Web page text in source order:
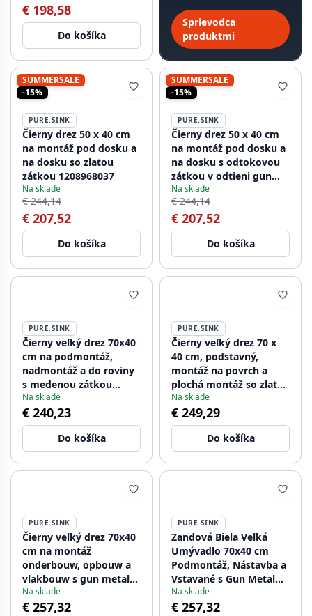
€ 198,58
Do košíka
Sprievodca
produktmi
SUMMERSALE
-15%
PURE.SINK
Čierny drez 50 x 40 cm
na montáž pod dosku a
na dosku so zlatou
zátkou 1208968037
Na sklade
€ 244,14
€ 207,52
Do košíka
SUMMERSALE
-15%
PURE.SINK
Čierny drez 50 x 40 cm
na montáž pod dosku a
na dosku s odtokovou
zátkou v odtieni gun
metal 1208968038
Na sklade
€ 244,14
€ 207,52
Do košíka
PURE.SINK
Čierny veľký drez 70x40
cm na podmontáž,
nadmontáž a do roviny
s medenou zátkou
1208968039.
Na sklade
€ 240,23
Do košíka
PURE.SINK
Čierny veľký drez 70 x
40 cm, podstavný,
montáž na povrch a
plochá montáž so zlatou
zátkou 1208968040
Na sklade
€ 249,29
Do košíka
PURE.SINK
Čierny veľký drez 70x40
cm na montáž
onderbouw, opbouw a
vlakbouw s gun metal
výpusťou 1208968041.
Na sklade
€ 257,32
PURE.SINK
Zandová Biela Veľká
Umývadlo 70x40 cm
Podmontáž, Nástavba a
Vstavané s Gun Metal
Zátkou 1208970524
Na sklade
€ 257,32